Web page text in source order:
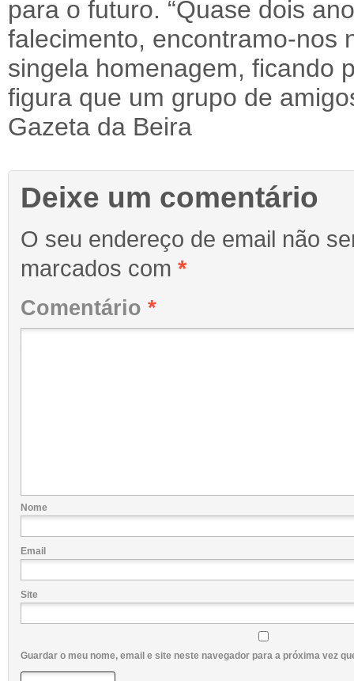
para o futuro. “Quase dois
falecimento, encontramo-nos
singela homenagem, ficando
figura que um grupo de
Gazeta da Beira
Deixe um comentário
O seu endereço de email não
marcados com *
Comentário *
Nome
Email
Site
Guardar o meu nome, email e site neste navegador para a próxima vez